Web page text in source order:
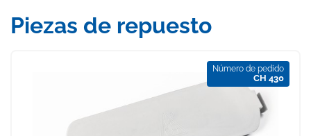
Piezas de repuesto
Número de pedido
CH 430